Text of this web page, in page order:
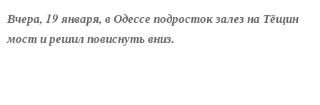
Вчера, 19 января, в Одессе подросток залез на Тёщин
мост и решил повиснуть вниз.